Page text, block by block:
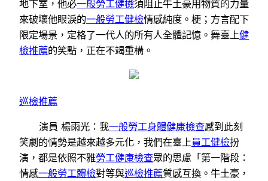
地下室，他必一般勞工健檢須阻止牛土豪用物質的力量
來破壞他眼淚的一般勞工健檢情感純度。梗；方言配下
限定場景，定格了一代人的所有人全體記憶。舞臺上健
檢推薦的笑點，正在不竭重構。
巡檢推薦
演員 楊雨光：我一般勞工身體健康檢查感到此刻
笑劇的情勢是越來越多元化，我們在臺上員工健檢扮
演，都是依照不雅勞工健康檢查眾的思慮「第一階段：
情感一般勞工體檢對等與巡檢推薦質感互換。牛土豪，